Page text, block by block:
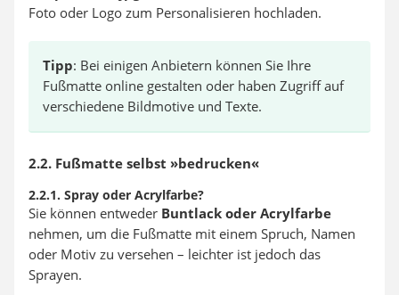
Foto oder Logo zum Personalisieren hochladen.
Tipp: Bei einigen Anbietern können Sie Ihre
Fußmatte online gestalten oder haben Zugriff auf
verschiedene Bildmotive und Texte.
2.2. Fußmatte selbst »bedrucken«
2.2.1. Spray oder Acrylfarbe?
Sie können entweder Buntlack oder Acrylfarbe
nehmen, um die Fußmatte mit einem Spruch, Namen
oder Motiv zu versehen – leichter ist jedoch das
Sprayen.